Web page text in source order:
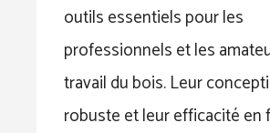
outils essentiels pour les
professionnels et les
travail du bois. Leur
robuste et leur efficacité en